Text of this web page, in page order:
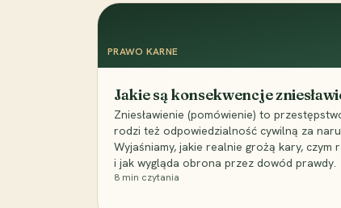
PRAWO KARNE
Jakie są konsekwencje
Zniesławienie (pomówienie) to
rodzi też odpowiedzialność cywilną za
Wyjaśniamy, jakie realnie grożą kary, czym
i jak wygląda obrona przez dowód prawdy.
8 min czytania